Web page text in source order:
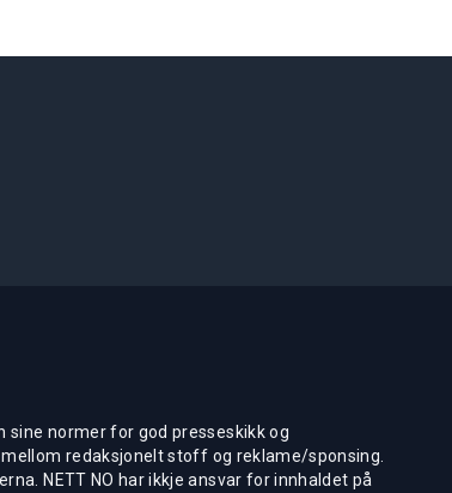
sine normer for god presseskikk og
redaksjonelt stoff og reklame/sponsing.
NETT NO har ikkje ansvar for innhaldet på